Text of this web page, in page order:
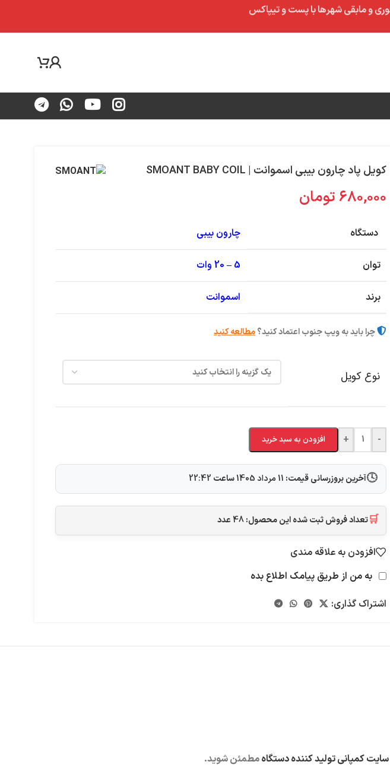
کویل پاد چارون بیبی اسموانت | SMOANT BABY COIL
۶۸۰,۰۰۰ تومان
دستگاه چارون بیبی
توان 5 – 20 وات
برند اسموانت
چرا باید به ویپ جنوب اعتماد کنید؟مطالعه کنید
نوع کویل
-
+ افزودن به سبد خرید
🕓آخرین بروزرسانی قیمت: 11 مرداد 1405 ساعت 22:42
🛒تعداد فروش ثبت شده این محصول:48 عدد
افزودن به علاقه مندی
به من از طریق پیامک اطلاع بده
اشتراک گذاری:
سایت کمپانی تولید کننده دستگاهمطمئن شوید.